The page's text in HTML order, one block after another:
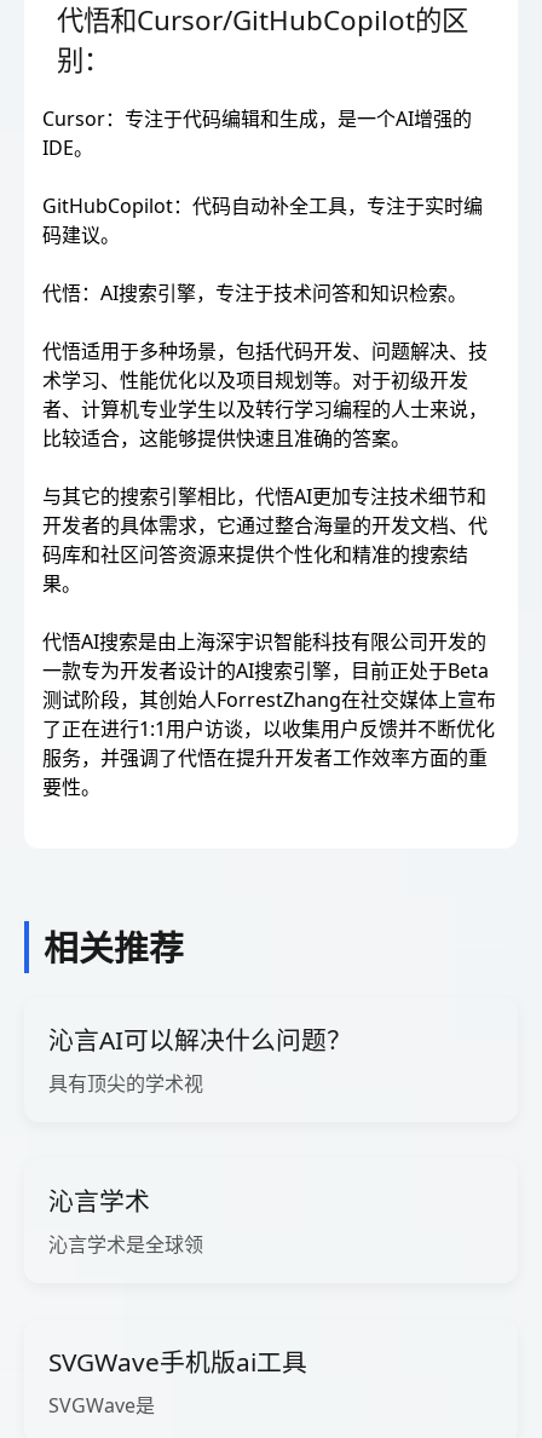
代悟和Cursor/GitHubCopilot的区
别：
Cursor：专注于代码编辑和生成，是一个AI增强的
IDE。
GitHubCopilot：代码自动补全工具，专注于实时编
码建议。
代悟：AI搜索引擎，专注于技术问答和知识检索。
代悟适用于多种场景，包括代码开发、问题解决、技
术学习、性能优化以及项目规划等。对于初级开发
者、计算机专业学生以及转行学习编程的人士来说，
比较适合，这能够提供快速且准确的答案。
与其它的搜索引擎相比，代悟AI更加专注技术细节和
开发者的具体需求，它通过整合海量的开发文档、代
码库和社区问答资源来提供个性化和精准的搜索结
果。
代悟AI搜索是由上海深宇识智能科技有限公司开发的
一款专为开发者设计的AI搜索引擎，目前正处于Beta
测试阶段，其创始人ForrestZhang在社交媒体上宣布
了正在进行1:1用户访谈，以收集用户反馈并不断优化
服务，并强调了代悟在提升开发者工作效率方面的重
要性。
相关推荐
沁言AI可以解决什么问题？
具有顶尖的学术视
沁言学术
沁言学术是全球领
SVGWave手机版ai工具
SVGWave是